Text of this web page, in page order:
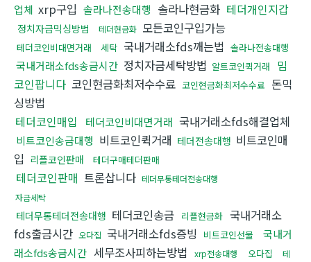
업체 xrp구입 솔라나전송대행 솔라나현금화 테더개인지갑
정치자금믹싱방법 테더현금화 모든코인구입가능
테더코인비대면거래 세탁 국내거래소fds깨는법 솔라나전송대행
국내거래소fds송금시간 정치자금세탁방법 알트코인퀵거래
밈
코인팝니다 코인현금화최저수수료 코인현금화최저수수료 돈믹
싱방법
테더코인매입
테더코인비대면거래 국내거래소fds해결업체
비트코인송금대행 비트코인퀵거래 테더전송대행 비트코인매
입 리플코인판매 테더구매테더판매
테더코인판매 트론삽니다 테더무통테더전송대행
자금세탁
테더무통테더전송대행 테더코인송금 리플현금화 국내거래소
fds출금시간 오다집 국내거래소fds증빙 비트코인선물
국내거
래소fds송금시간 세무조사피하는방법 xrp전송대행 오다집
테